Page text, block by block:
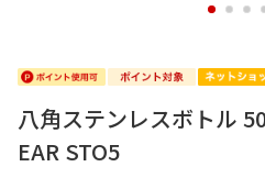
1 2 3
八角ステンレスボトル
EAR STO5